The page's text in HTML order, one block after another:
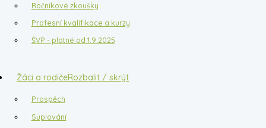
Ročníkové zkoušky
Profesní kvalifikace a kurzy
ŠVP - platné od 1.9.2025
Žáci a rodičeRozbalit / skrýt
Prospěch
Suplování